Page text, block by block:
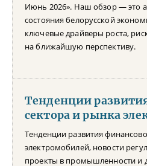
Июнь 2026». Наш обзор — это
состояния белорусской
ключевые драйверы роста,
на ближайшую перспективу.
Тенденции
сектора и рынка
Тенденции развития
электромобилей, новости
проекты в промышленности и